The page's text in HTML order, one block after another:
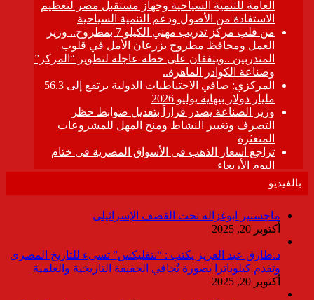
بالفيديو
ماجستير ابوغزاله تحت القصف الإسرائيلى
أكتوبر 20, 2025
د.طارق عبد العزيز يكتب : “نتفليكس” تسىء للتاريخ المصرى
وتقدم كيلوباترا بصورة تُجافي الحقيقة التاريخية والعلمية
أكتوبر 20, 2025